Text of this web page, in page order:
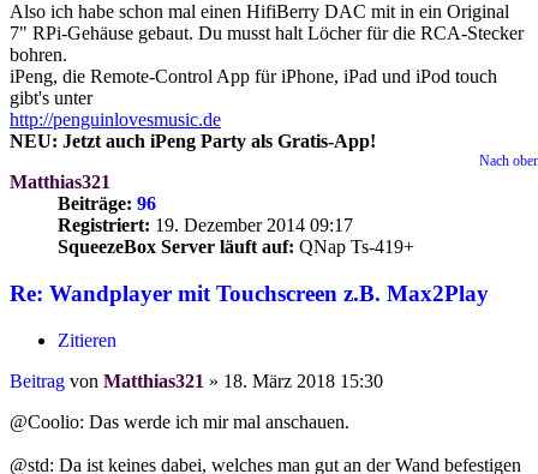
Also ich habe schon mal einen HifiBerry DAC mit in ein Original
7" RPi-Gehäuse gebaut. Du musst halt Löcher für die RCA-Stecker
bohren.
iPeng, die Remote-Control App für iPhone, iPad und iPod touch
gibt's unter
http://penguinlovesmusic.de
NEU: Jetzt auch iPeng Party als Gratis-App!
Nach
Matthias321
Beiträge: 96
Registriert: 19. Dezember 2014 09:17
SqueezeBox Server läuft auf: QNap Ts-419+
Re: Wandplayer mit Touchscreen z.B. Max2Play
Zitieren
Beitrag von Matthias321 » 18. März 2018 15:30
@Coolio: Das werde ich mir mal anschauen.
@std: Da ist keines dabei, welches man gut an der Wand befestigen